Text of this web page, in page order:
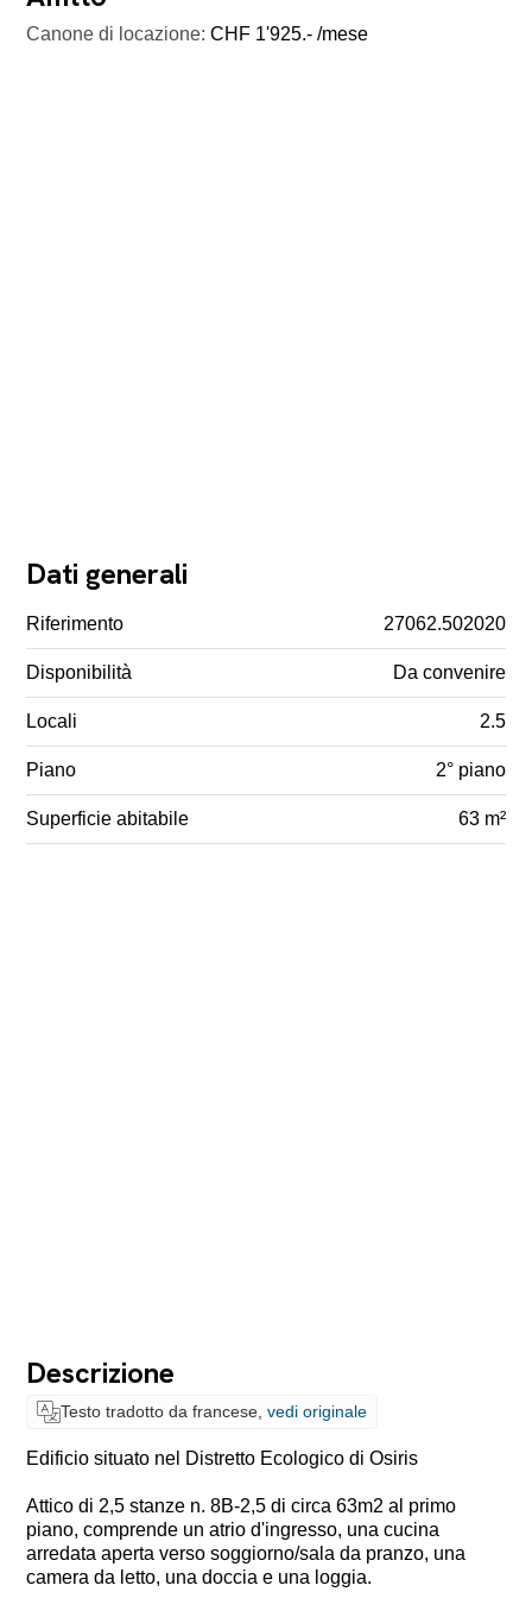
Canone di locazione: CHF 1'925.- /mese
Dati generali
Riferimento 27062.502020
Disponibilità Da convenire
Locali 2.5
Piano 2° piano
Superficie abitabile 63 m²
Descrizione
Testo tradotto da francese, vedi originale
Edificio situato nel Distretto Ecologico di Osiris
Attico di 2,5 stanze n. 8B-2,5 di circa 63m2 al primo
piano, comprende un atrio d'ingresso, una cucina
arredata aperta verso soggiorno/sala da pranzo, una
camera da letto, una doccia e una loggia.